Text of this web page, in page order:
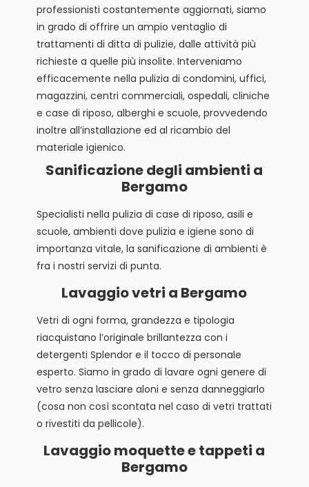
professionisti costantemente aggiornati, siamo
in grado di offrire un ampio ventaglio di
trattamenti di ditta di pulizie, dalle attività più
richieste a quelle più insolite. Interveniamo
efficacemente nella pulizia di condomini, uffici,
magazzini, centri commerciali, ospedali, cliniche
e case di riposo, alberghi e scuole, provvedendo
inoltre all’installazione ed al ricambio del
materiale igienico.
Sanificazione degli ambienti a
Bergamo
Specialisti nella pulizia di case di riposo, asili e
scuole, ambienti dove pulizia e igiene sono di
importanza vitale, la sanificazione di ambienti è
fra i nostri servizi di punta.
Lavaggio vetri a Bergamo
Vetri di ogni forma, grandezza e tipologia
riacquistano l’originale brillantezza con i
detergenti Splendor e il tocco di personale
esperto. Siamo in grado di lavare ogni genere di
vetro senza lasciare aloni e senza danneggiarlo
(cosa non così scontata nel caso di vetri trattati
o rivestiti da pellicole).
Lavaggio moquette e tappeti a
Bergamo